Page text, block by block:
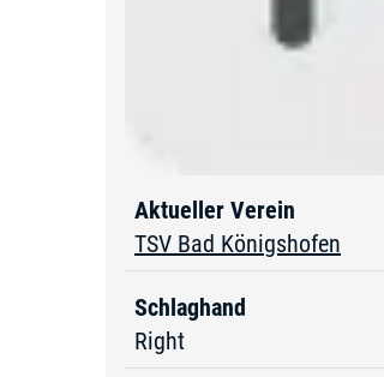
Aktueller Verein
TSV Bad Königshofen
Schlaghand
Right